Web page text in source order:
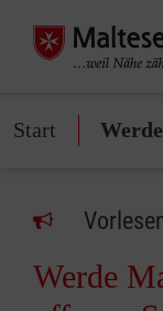
Start
Werde